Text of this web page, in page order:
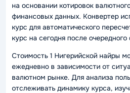
на основании котировок
финансовых данных. Конвертер
курс для автоматического
курс на сегодня после очередного
Стоимость 1 Нигерийской найры
ежедневно в зависимости от
валютном рынке. Для анализа
отслеживать динамику курса,